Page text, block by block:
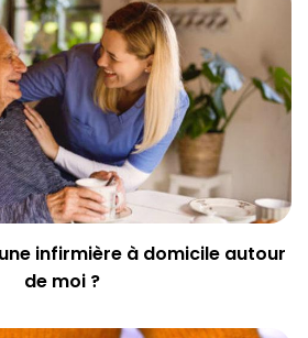
infirmière à domicile autour
de moi ?